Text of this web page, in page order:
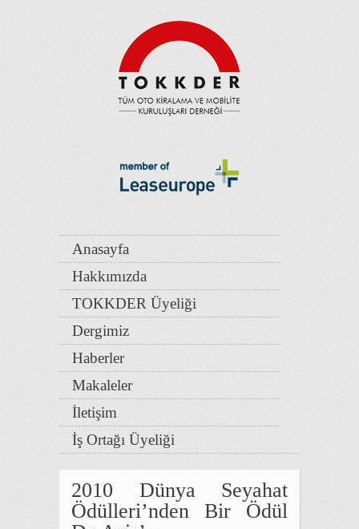
Anasayfa
Hakkımızda
TOKKDER Üyeliği
Dergimiz
Haberler
Makaleler
İletişim
İş Ortağı Üyeliği
2010 Dünya Seyahat
Ödülleri’nden Bir Ödül